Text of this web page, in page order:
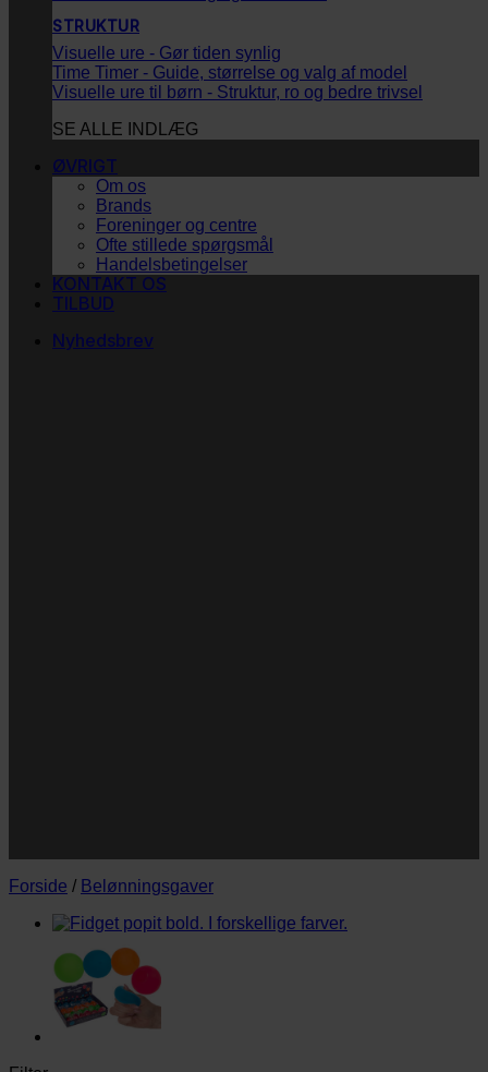
STRUKTUR
Visuelle ure - Gør tiden synlig
Time Timer - Guide, størrelse og valg af model
Visuelle ure til børn - Struktur, ro og bedre trivsel
SE ALLE INDLÆG
ØVRIGT
Om os
Brands
Foreninger og centre
Ofte stillede spørgsmål
Handelsbetingelser
KONTAKT OS
TILBUD
Nyhedsbrev
Forside / Belønningsgaver